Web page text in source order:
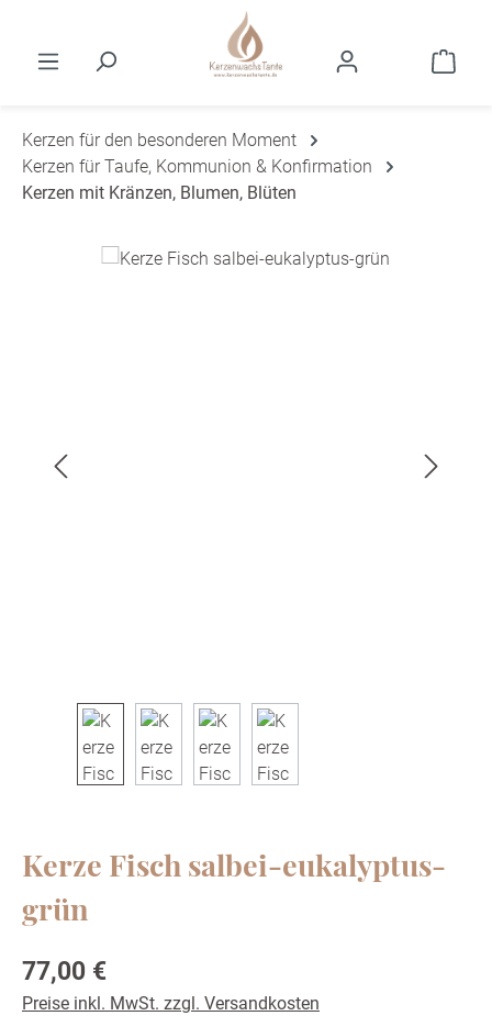
Kerzen für den besonderen Moment
Kerzen für Taufe, Kommunion & Konfirmation
Kerzen mit Kränzen, Blumen, Blüten
Bildergalerie überspringen
Kerze Fisch salbei-eukalyptus-
grün
Regulärer Preis:
77,00 €
Preise inkl. MwSt. zzgl. Versandkosten